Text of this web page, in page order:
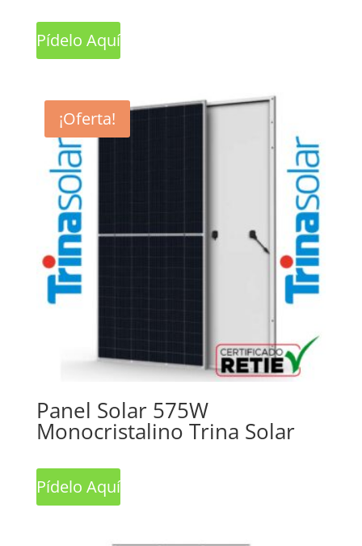
Pídelo Aquí
¡Oferta!
Panel Solar 575W
Monocristalino Trina Solar
Pídelo Aquí